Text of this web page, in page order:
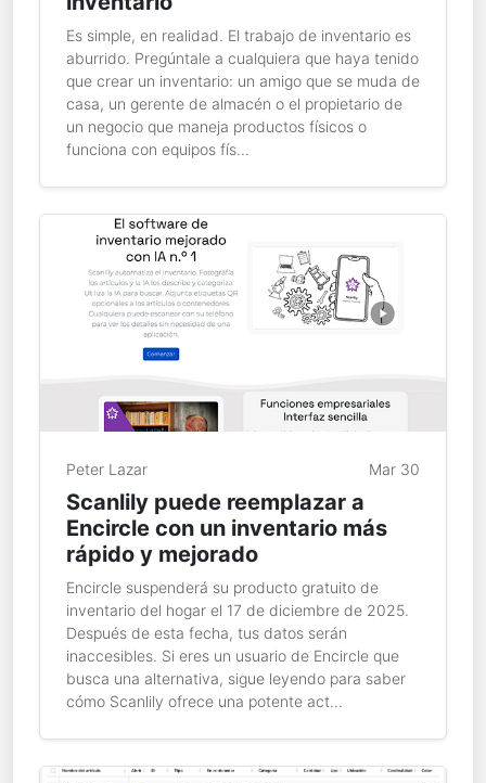
Es simple, en realidad. El trabajo de inventario es
aburrido. Pregúntale a cualquiera que haya tenido
que crear un inventario: un amigo que se muda de
casa, un gerente de almacén o el propietario de
un negocio que maneja productos físicos o
funciona con equipos fís...
Peter Lazar Mar 30
Scanlily puede reemplazar a
Encircle con un inventario más
rápido y mejorado
Encircle suspenderá su producto gratuito de
inventario del hogar el 17 de diciembre de 2025.
Después de esta fecha, tus datos serán
inaccesibles. Si eres un usuario de Encircle que
busca una alternativa, sigue leyendo para saber
cómo Scanlily ofrece una potente act...